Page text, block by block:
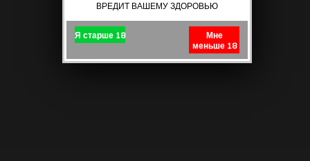
ВРЕДИТ ВАШЕМУ ЗДОРОВЬЮ
Я старше 18
Мне
меньше 18